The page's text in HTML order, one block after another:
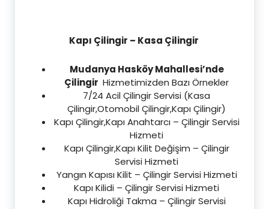
Kapı Çilingir – Kasa Çilingir
Mudanya Hasköy Mahallesi’nde
Çilingir Hizmetimizden Bazı Örnekler
7/24 Acil Çilingir Servisi (Kasa
Çilingir,Otomobil Çilingir,Kapı Çilingir)
Kapı Çilingir,Kapı Anahtarcı – Çilingir Servisi
Hizmeti
Kapı Çilingir,Kapı Kilit Değişim – Çilingir
Servisi Hizmeti
Yangın Kapısı Kilit – Çilingir Servisi Hizmeti
Kapı Kilidi – Çilingir Servisi Hizmeti
Kapı Hidroliği Takma – Çilingir Servisi